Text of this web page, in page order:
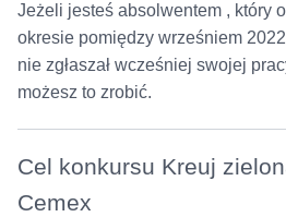
Jeżeli jesteś absolwentem , który
okresie pomiędzy wrześniem
nie zgłaszał wcześniej swojej
możesz to zrobić.
Cel konkursu Kreuj
Cemex